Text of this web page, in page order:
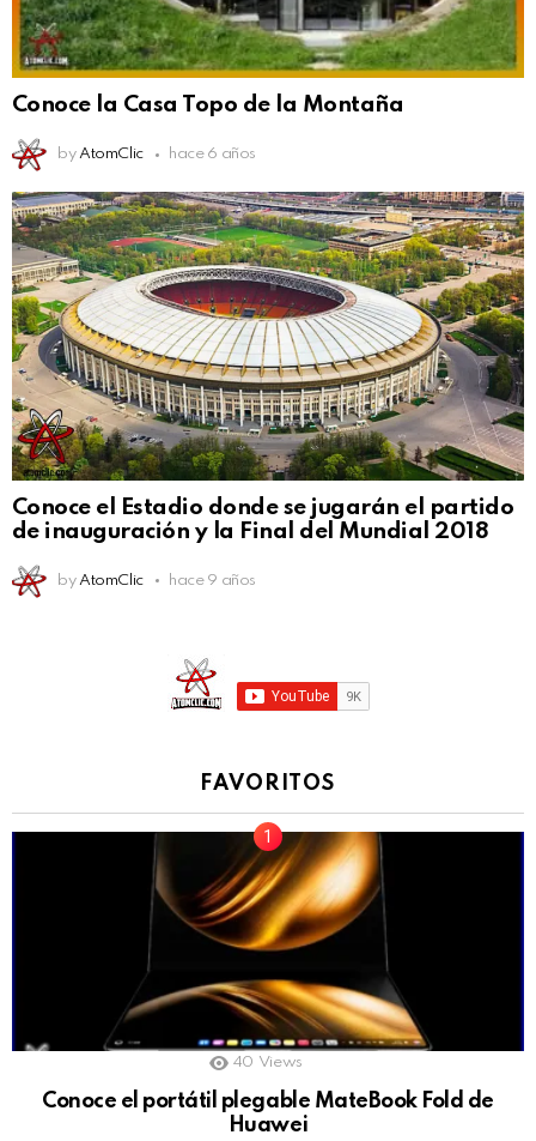
Conoce la Casa Topo de la Montaña
by AtomClic hace 6 años
Conoce el Estadio donde se jugarán el partido
de inauguración y la Final del Mundial 2018
by AtomClic hace 9 años
FAVORITOS
40 Views
Conoce el portátil plegable MateBook Fold de
Huawei